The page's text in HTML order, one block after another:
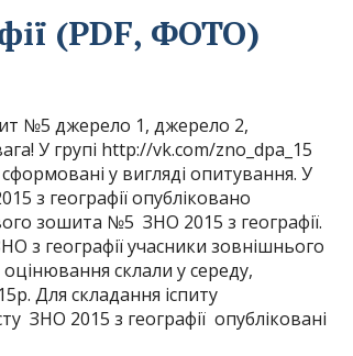
(PDF, ФОТО)
№5 джерело 1, джерело 2,
У групі http://vk.com/zno_dpa_15
сформовані у вигляді опитування. У
з географії опубліковано
зошита №5 ЗНО 2015 з географії.
з географії учасники зовнішнього
склали у середу,
Для складання іспиту
ЗНО 2015 з географії опубліковані